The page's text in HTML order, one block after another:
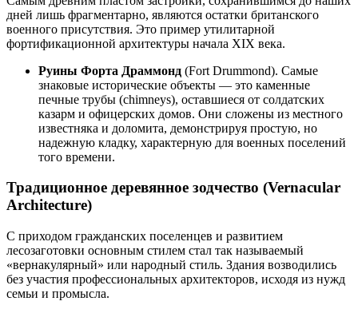
дней лишь фрагментарно, являются остатки британского
военного присутствия. Это пример утилитарной
фортификационной архитектуры начала XIX века.
Руины Форта Драммонд (Fort Drummond). Самые
знаковые исторические объекты — это каменные
печные трубы (chimneys), оставшиеся от солдатских
казарм и офицерских домов. Они сложены из местного
известняка и доломита, демонстрируя простую, но
надежную кладку, характерную для военных поселений
того времени.
Традиционное деревянное зодчество (Vernacular
Architecture)
С приходом гражданских поселенцев и развитием
лесозаготовки основным стилем стал так называемый
«вернакулярный» или народный стиль. Здания возводились
без участия профессиональных архитекторов, исходя из нужд
семьи и промысла.